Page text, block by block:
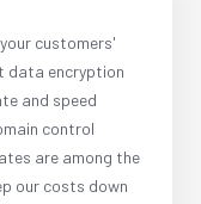
customers'
data encryption
and speed
control
are among the
our costs down